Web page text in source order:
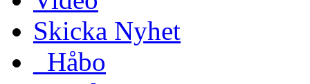
Skicka Nyhet
_Håbo